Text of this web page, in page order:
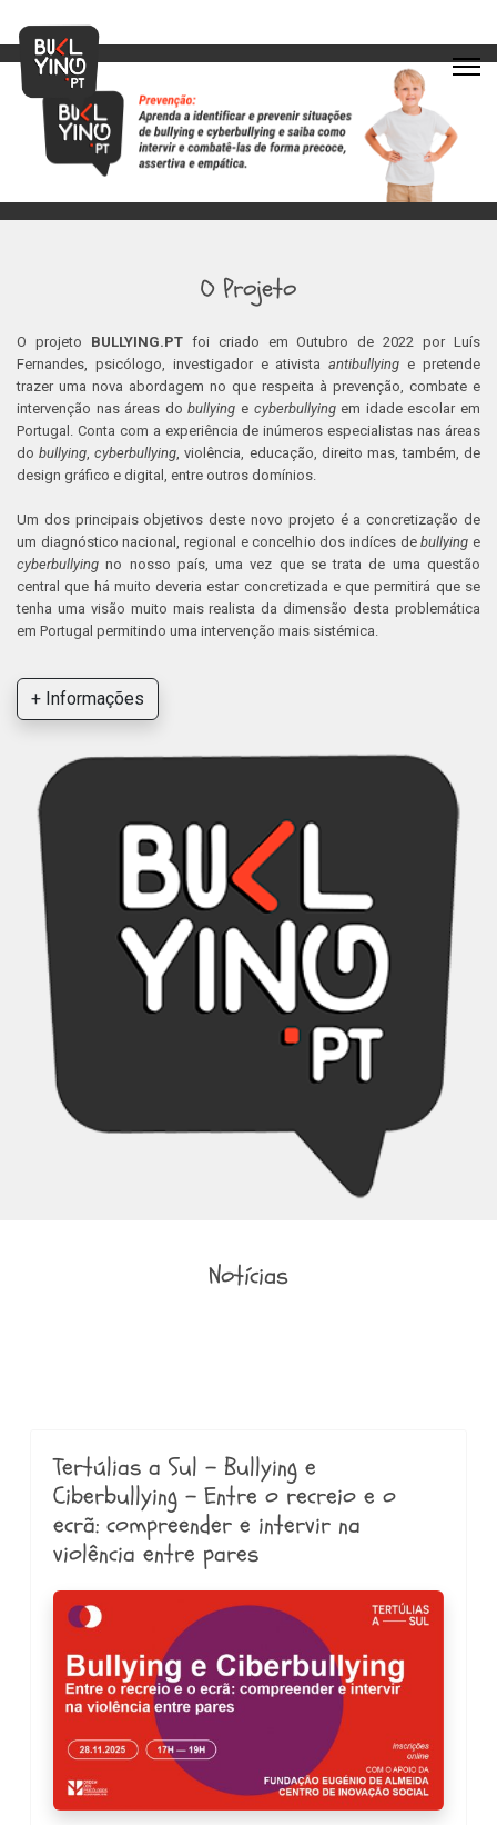
O Projeto
O projeto BULLYING.PTfoi criado em Outubro de 2022 por Luís
Fernandes, psicólogo, investigador e ativistaantibullying e pretende
trazer uma nova abordagem no que respeita à prevenção, combate e
intervenção nas áreas dobullying e cyberbullyingem idade escolar em
Portugal. Conta com a experiência de inúmeros especialistas nas áreas
dobullying,cyberbullying, violência, educação, direito mas, também, de
design gráfico e digital, entre outros domínios.
Um dos principais objetivos deste novo projeto é a concretização de
um diagnóstico nacional, regional e concelhio dos indíces debullying e
cyberbullying no nosso país, uma vez que se trata de uma questão
central que há muito deveria estar concretizada e que permitirá que se
tenha uma visão muito mais realista da dimensão desta problemática
em Portugal permitindo uma intervenção mais sistémica.
+ Informações
Notícias
Tertúlias a Sul - Bullying e
Ciberbullying - Entre o recreio e o
ecrã: compreender e intervir na
violência entre pares